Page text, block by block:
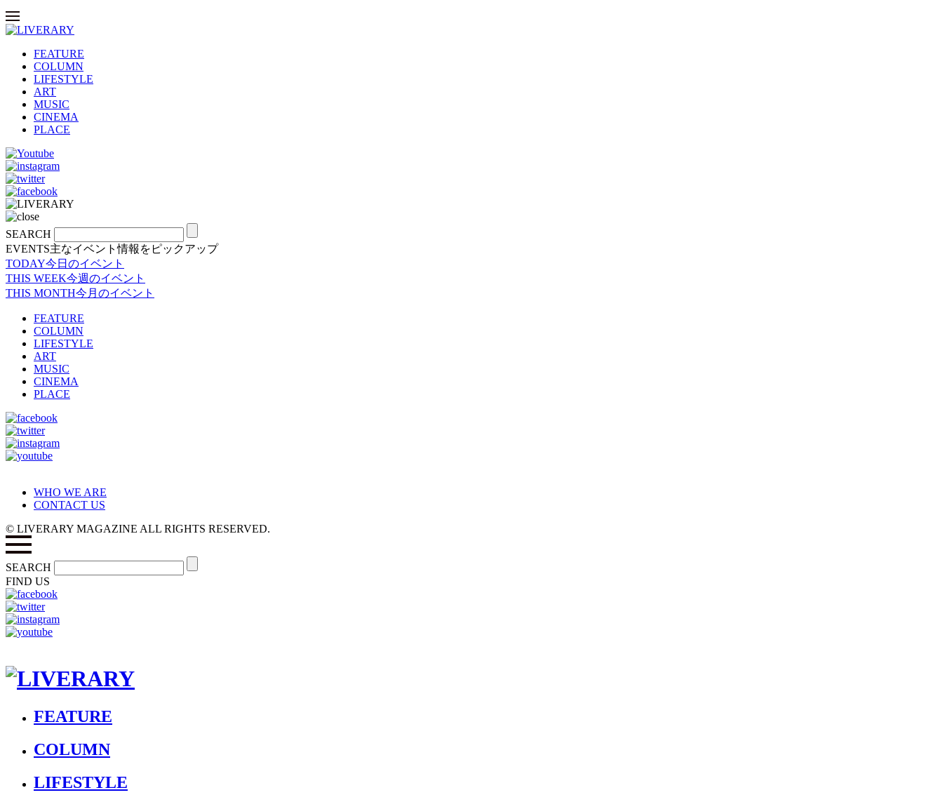
FEATURE
COLUMN
LIFESTYLE
ART
MUSIC
CINEMA
PLACE
SEARCH
EVENTS主なイベント情報をピックアップ
TODAY今日のイベント
THIS WEEK今週のイベント
THIS MONTH今月のイベント
FEATURE
COLUMN
LIFESTYLE
ART
MUSIC
CINEMA
PLACE
WHO WE ARE
CONTACT US
© LIVERARY MAGAZINE ALL RIGHTS RESERVED.
SEARCH
FIND US
FEATURE
COLUMN
LIFESTYLE